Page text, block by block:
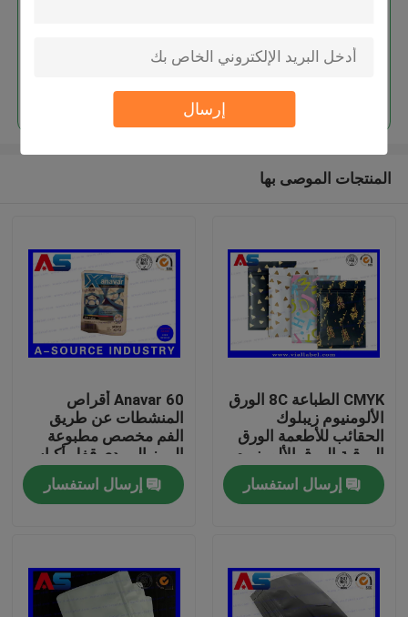
إرسال
بيت
معلومات عنا
استمر
المنتجات الموصى بها
CMYK الطباعة 8C الورق
الألومنيوم زيبلوك
الحقائب للأطعمة الورق
الورقية الورق الألومنيوم
إرسال استفسار
Anavar 60 أقراص
المنشطات عن طريق
الفم مخصص مطبوعة
الرمز البريدي قفل أكياس
البلاستيك الألومنيوم
الطباعة مع الهولوغرام
الأمن
إرسال استفسار